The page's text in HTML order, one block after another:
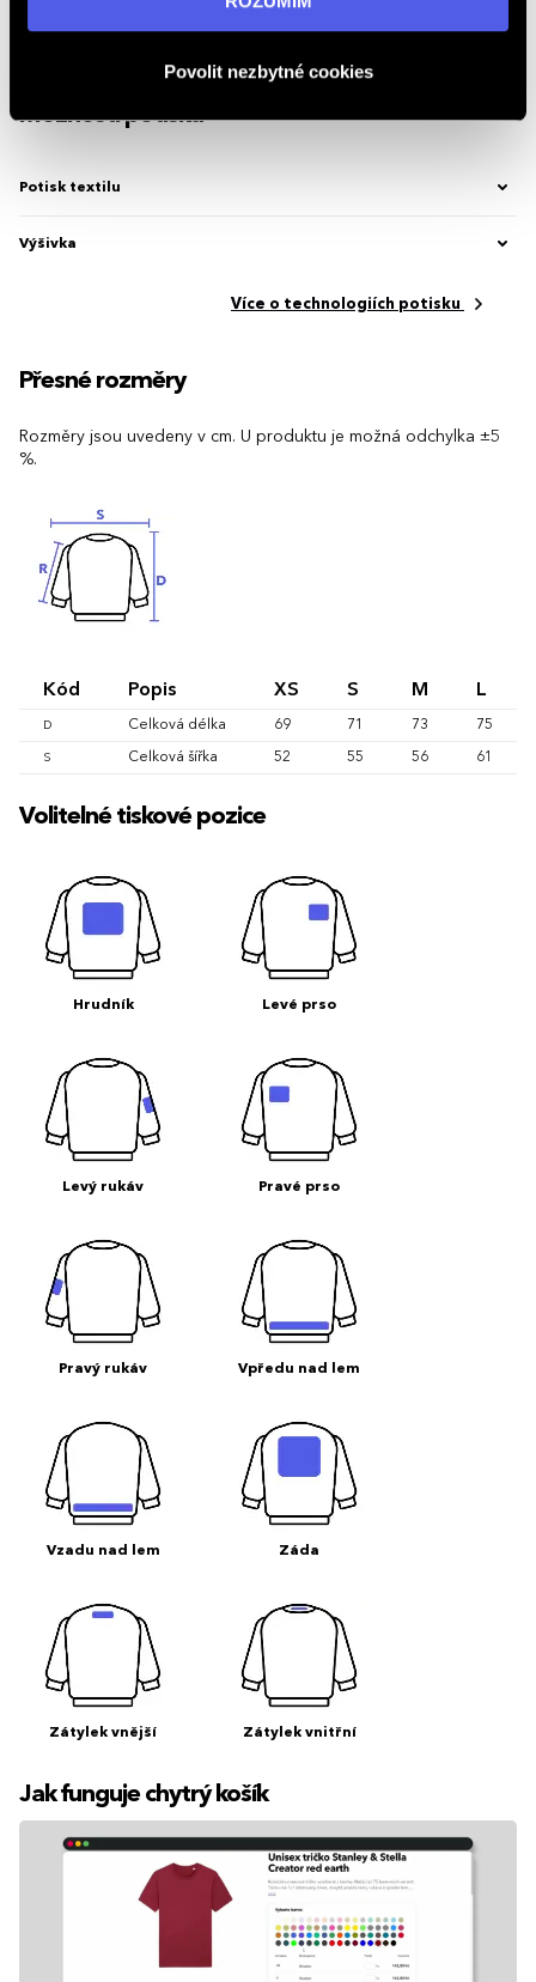
Povolit nezbytné cookies
Možnosti potisku
Potisk textilu
Výšivka
Více o technologiích potisku
Přesné rozměry
Rozměry jsou uvedeny v cm. U produktu je možná odchylka ±5
%.
Kód Popis XS S M L
D Celková délka 69 71 73 75
S Celková šířka 52 55 56 61
Volitelné tiskové pozice
Hrudník Levé prso
Levý rukáv Pravé prso
Pravý rukáv Vpředu nad lem
Vzadu nad lem Záda
Zátylek vnější Zátylek vnitřní
Jak funguje chytrý košík